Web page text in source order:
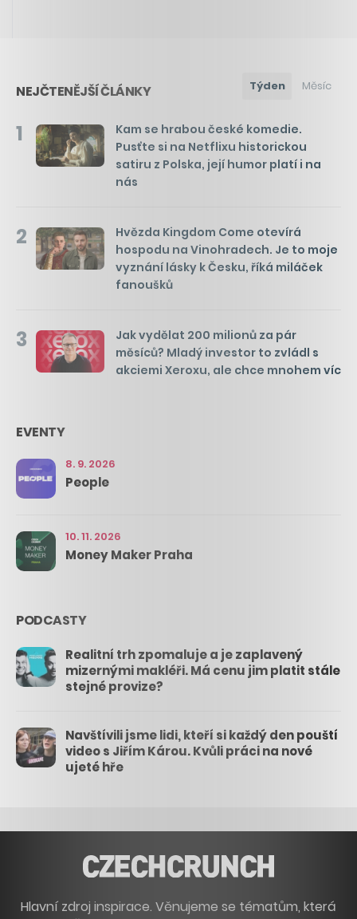
NEJČTENĚJŠÍ ČLÁNKY Týden Měsíc
1
Kam se hrabou české komedie.
Pusťte si na Netflixu historickou
satiru z Polska, její humor platí i na
nás
2
Hvězda Kingdom Come otevírá
hospodu na Vinohradech. Je to moje
vyznání lásky k Česku, říká miláček
fanoušků
3
Jak vydělat 200 milionů za pár
měsíců? Mladý investor to zvládl s
akciemi Xeroxu, ale chce mnohem víc
EVENTY
8. 9. 2026
People
10. 11. 2026
Money Maker Praha
PODCASTY
Realitní trh zpomaluje a je zaplavený
mizernými makléři. Má cenu jim platit stále
stejné provize?
Navštívili jsme lidi, kteří si každý den pouští
video s Jiřím Károu. Kvůli práci na nové
ujeté hře
Hlavní zdroj inspirace. Věnujeme se tématům, která